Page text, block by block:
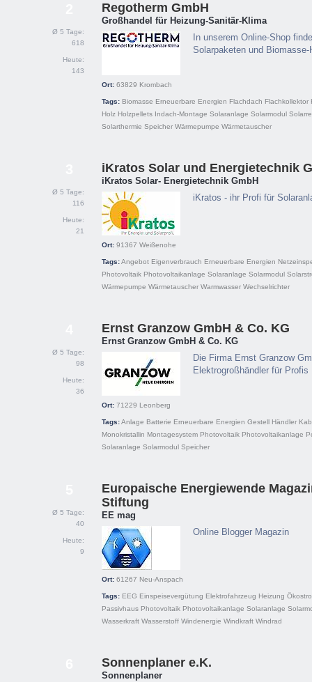
Ø 5 Tage:
618
Heute:
143
Regotherm GmbH
Großhandel für Heizung-Sanitär-Klima
In unserem Online-Shop
Solarpaketen und Biomasse-
Ort: 63829 Krombach
Tags: Biomasse Erneuerbare Energien Flachdach Flachkollektor
Holz Holzpellets Indach-Montage Solaranlage Solarmodul
Solarthermie Speicher Wärmepumpe Wärmetauscher
Ø 5 Tage:
116
Heute:
21
iKratos Solar und Energietechnik
iKratos Solar- Energietechnik GmbH
iKratos - ihr Profi für
Ort: 91367 Weißenohe
Tags:Angebot Eigenverbrauch Erneuerbare Energien
Photovoltaik Photovoltaikanlage Solaranlage Solarmodul
Wärmepumpe Wärmetauscher Warmwasser Wechselrichter
Ø 5 Tage:
98
Heute:
36
Ernst Granzow GmbH & Co. KG
Ernst Granzow GmbH & Co. KG
Die Firma Ernst Granzow
Elektrogroßhändler für Profis
Ort: 71229 Leonberg
Tags:Anlage Batterie Erneuerbare Energien Gestell Händler
Monokristallin Montagesystem Photovoltaik Photovoltaikanlage
Solaranlage Solarmodul Speicher
Ø 5 Tage:
40
Heute:
9
Europaische Energiewende
Stiftung
EE mag
Online Blogger Magazin
Ort: 61267 Neu-Anspach
Tags: EEG Einspeisevergütung Elektrofahrzeug Heizung
Passivhaus Photovoltaik Photovoltaikanlage Solaranlage
Wasserkraft Wasserstoff Windenergie Windkraft Windrad
Sonnenplaner e.K.
Sonnenplaner